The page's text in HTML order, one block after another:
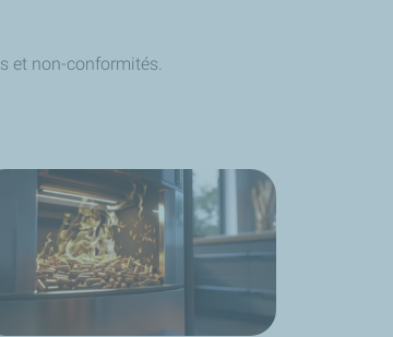
et non-conformités.